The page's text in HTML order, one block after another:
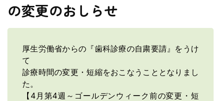
WEB予約
トップページ
ドクター紹介
クリニック紹介
安全な環境への取り組み
診療所の設備
の変更のおしらせ
厚生労働省からの『歯科診療の自粛要請』をうけ
て
診療時間の変更・短縮をおこなうこととなりまし
た。
【4月第4週～ゴールデンウィーク前の変更・短